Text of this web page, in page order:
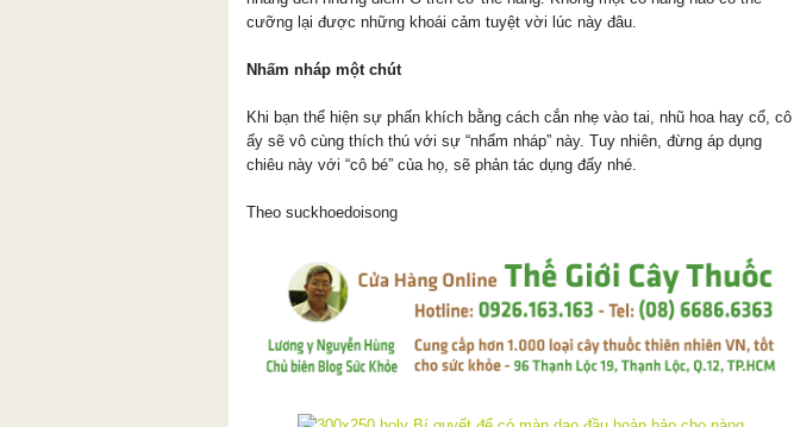
cưỡng lại được những khoái cảm tuyệt vời lúc này đâu.
Nhấm nháp một chút
Khi bạn thể hiện sự phấn khích bằng cách cắn nhẹ vào tai, nhũ hoa hay cổ, cô
ấy sẽ vô cùng thích thú với sự “nhấm nháp” này. Tuy nhiên, đừng áp dụng
chiêu này với “cô bé” của họ, sẽ phản tác dụng đấy nhé.
Theo suckhoedoisong